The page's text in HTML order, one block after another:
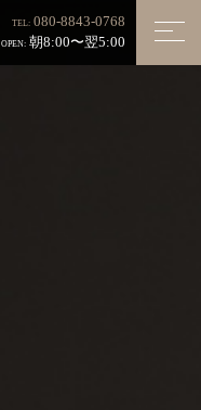
TEL: 080-8843-0768
OPEN: 朝8:00〜翌5:00